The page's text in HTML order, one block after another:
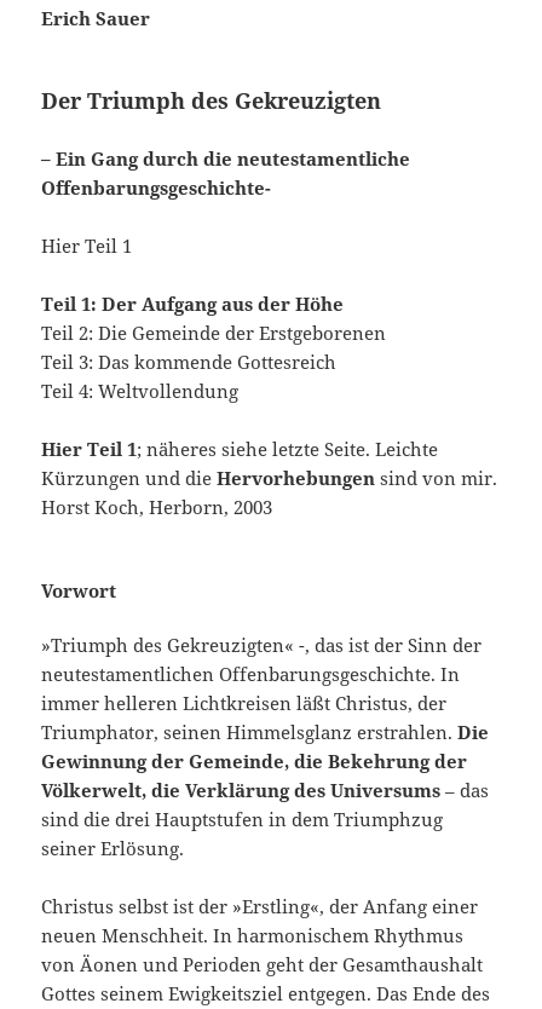
Erich Sauer
Der Triumph des Gekreuzigten
– Ein Gang durch die neutestamentliche
Offenbarungsgeschichte-
Hier Teil 1
Teil 1: Der Aufgang aus der Höhe
Teil 2: Die Gemeinde der Erstgeborenen
Teil 3: Das kommende Gottesreich
Teil 4: Weltvollendung
Hier Teil 1; näheres siehe letzte Seite. Leichte
Kürzungen und dieHervorhebungen sind von mir.
Horst Koch, Herborn, 2003
Vorwort
»Triumph des Gekreuzigten« -, das ist der Sinn der
neutesta­mentlichen Offenbarungsgeschichte. In
immer helleren Lichtkreisen läßt Christus, der
Triumphator, seinen Himmelsglanz erstrahlen.Die
Gewinnung der Gemeinde, die Bekehrung der
Völkerwelt, die Verklärung des Universums– das
sind die drei Hauptstufen in dem Triumphzug
seiner Erlösung.
Christus selbst ist der »Erstling«, der Anfang einer
neuen Mensch­heit. In har­monischem Rhythmus
von Äonen und Perioden geht der Gesamt­haushalt
Gottes seinem Ewigkeitsziel entgegen. Das Ende des